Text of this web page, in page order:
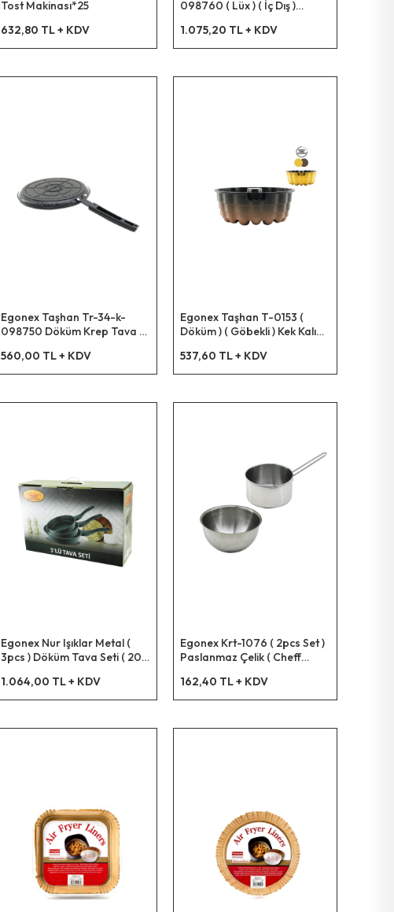
Tost Makinası*25
632,80 TL + KDV
098760 ( Lüx ) ( İç Dış )
1.075,20 TL + KDV
Egonex Taşhan Tr-34-k-
098750 Döküm Krep Tava (
560,00 TL + KDV
Egonex Taşhan T-0153 (
Döküm ) ( Göbekli ) Kek Kalıp (
8cm )*16
537,60 TL + KDV
Egonex Nur Işıklar Metal (
3pcs ) Döküm Tava Seti ( 20-
1.064,00 TL + KDV
Egonex Krt-1076 ( 2pcs Set )
Paslanmaz Çelik ( Cheff
Kap=17cm )*40
162,40 TL + KDV